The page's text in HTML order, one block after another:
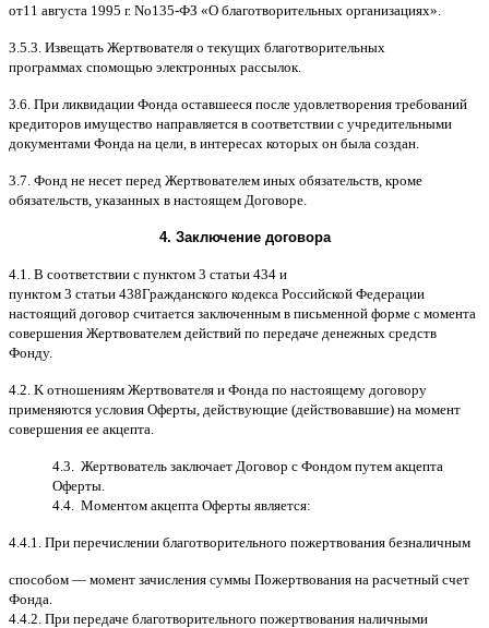
от11 августа 1995 г. No135-ФЗ «О благотворительных организациях».
3.5.3. Извещать Жертвователя o текущих благотворительных
программах cпомощью электронных рассылок
3.6. При ликвидации Фонда оставшееся после удовлетворения требований
кредиторов имущество направляется в соответствии с учредительными
документами Фонда на цели в интересах которых он была создан
3.7. Фонд не несет перед Жертвователем иных обязательств кроме
обязательств указанных в настоящем Договоре
4. Заключение договора
4.1. B соответствии с пунктом 3 статьи 434 и
пунктом 3 статьи 438Гражданского кодекса Российской Федерации
настоящий договор считается заключенным в письменной форме c момента
совершения Жертвователем действий по передаче денежных средств
Фонду.
4.2. K отношениям Жертвователя и Фонда по настоящему договору
применяются условия Оферты действующие (действовавшие) на момент
совершения ее акцепта
4.3. Жертвователь заключает Договор c Фондом путем акцепта
Оферты
4.4. Моментом акцепта Оферты является:
4.4.1. При перечислении благотворительного пожертвования безналичным
способом — момент зачисления суммы Пожертвования на расчетный счет
Фонда
4.4.2. При передаче благотворительного пожертвования наличными